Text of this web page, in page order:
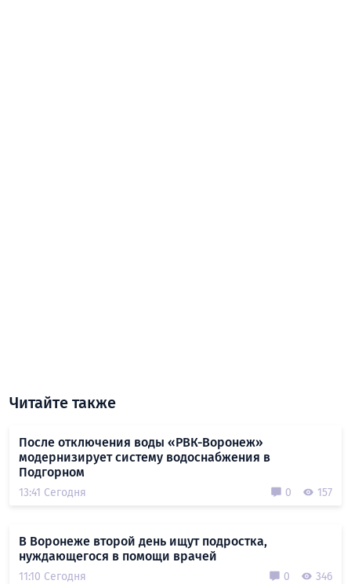
Читайте также
После отключения воды «РВК-Воронеж»
модернизирует систему водоснабжения в
Подгорном
13:41 Сегодня 0 157
В Воронеже второй день ищут подростка,
нуждающегося в помощи врачей
11:10 Сегодня 0 346